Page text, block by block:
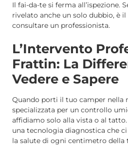
Il fai-da-te si ferma all’ispezione.
rivelato anche un solo dubbio, è
consultare un professionista.
L’Intervento
Frattin: La
Vedere e Sapere
Quando porti il tuo camper nella
specializzata per un controllo
affidiamo solo alla vista o al
una tecnologia diagnostica che
la salute di ogni centimetro della